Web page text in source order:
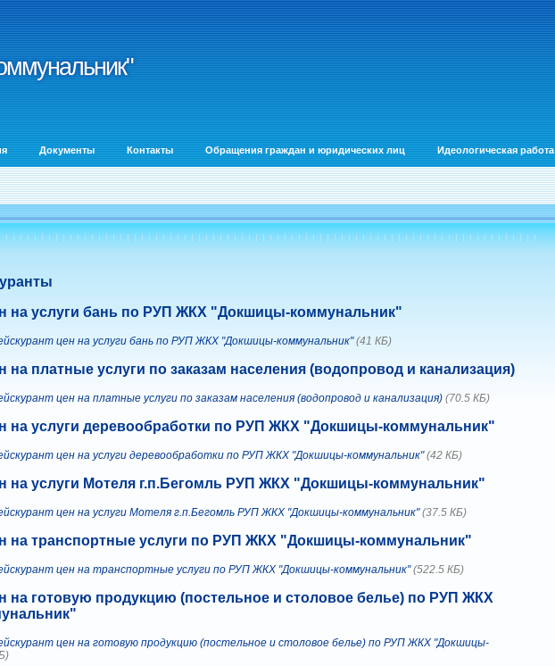
Документы Контакты Обращения граждан и юридических лиц Идеологическая работа
на услуги бань по РУП ЖКХ "Докшицы-коммунальник"
цен на услуги бань по РУП ЖКХ "Докшицы-коммунальник"(41 КБ)
на платные услуги по заказам населения (водопровод и канализация)
цен на платные услуги по заказам населения (водопровод и канализация) (70.5 КБ)
на услуги деревообработки по РУП ЖКХ "Докшицы-коммунальник"
цен на услуги деревообработки по РУП ЖКХ "Докшицы-коммунальник"(42 КБ)
на услуги Мотеля г.п.Бегомль РУП ЖКХ "Докшицы-коммунальник"
цен на услуги Мотеля г.п.Бегомль РУП ЖКХ "Докшицы-коммунальник"(37.5 КБ)
на транспортные услуги по РУП ЖКХ "Докшицы-коммунальник"
цен на транспортные услуги по РУП ЖКХ "Докшицы-коммунальник"(522.5 КБ)
на готовую продукцию (постельное и столовое белье) по РУП ЖКХ
цен на готовую продукцию (постельное и столовое белье) по РУП ЖКХ "Докшицы-